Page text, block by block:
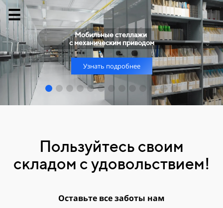
Мобильные стеллажи
с механическим приводом
Узнать подробнее
Пользуйтесь своим
складом с удовольствием!
Оставьте все заботы нам